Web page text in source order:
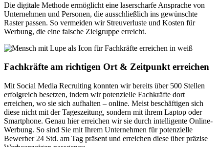
Die digitale Methode ermöglicht eine laserscharfe Ansprache von
Unternehmen und Personen, die ausschließlich ins gewünschte
Raster passen. So vermeiden wir Streuverluste und Kosten für
Werbung, die eine falsche Zielgruppe erreicht.
Fachkräfte am richtigen Ort & Zeitpunkt erreichen
Mit Social Media Recruiting konnten wir bereits über 500 Stellen
erfolgreich besetzen, indem wir potenzielle Fachkräfte dort
erreichen, wo sie sich aufhalten – online. Meist beschäftigen sich
diese nicht mit der Tageszeitung, sondern mit ihrem Laptop oder
Smartphone. Genau hier erreichen wir sie durch intelligente Online-
Werbung. So sind Sie mit Ihrem Unternehmen für potenzielle
Bewerber 24 Std. am Tag präsent und erreichen diese über präzise